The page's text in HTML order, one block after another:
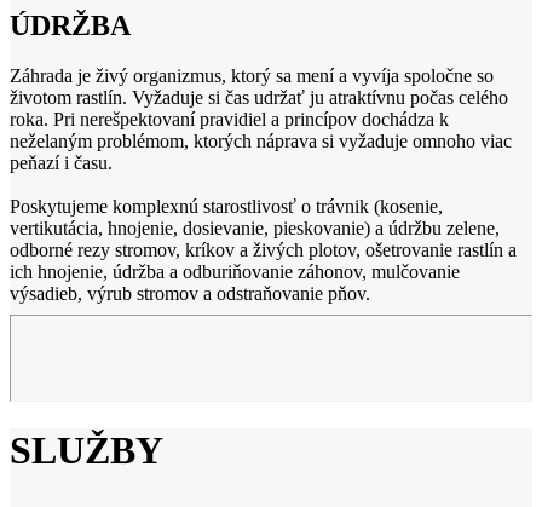
ÚDRŽBA
Záhrada je živý organizmus, ktorý sa mení a vyvíja spoločne so
životom rastlín. Vyžaduje si čas udržať ju atraktívnu počas celého
roka. Pri nerešpektovaní pravidiel a princípov dochádza k
neželaným problémom, ktorých náprava si vyžaduje omnoho viac
peňazí i času.
Poskytujeme komplexnú starostlivosť o trávnik (kosenie,
vertikutácia, hnojenie, dosievanie, pieskovanie) a údržbu zelene,
odborné rezy stromov, kríkov a živých plotov, ošetrovanie rastlín a
ich hnojenie, údržba a odburiňovanie záhonov, mulčovanie
výsadieb, výrub stromov a odstraňovanie pňov.
SLUŽBY